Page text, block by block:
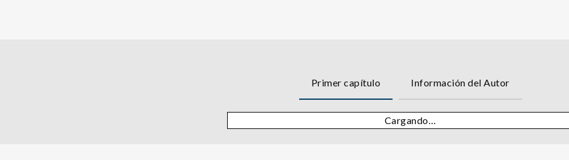
Primer capítulo Información del Autor
Cargando…